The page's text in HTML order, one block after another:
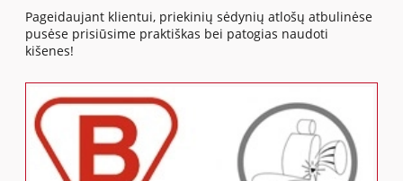
Pageidaujant klientui, priekinių sėdynių atlošų atbulinėse
pusėse prisiūsime praktiškas bei patogias naudoti
kišenes!